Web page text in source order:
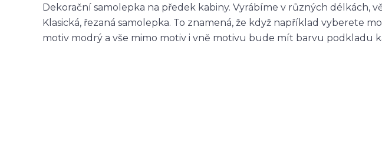
Dekorační samolepka na předek kabiny. Vyrábíme v různých délkách,
Klasická, řezaná samolepka. To znamená, že když například vyberete
motiv modrý a vše mimo motiv i vně motivu bude mít barvu podkladu